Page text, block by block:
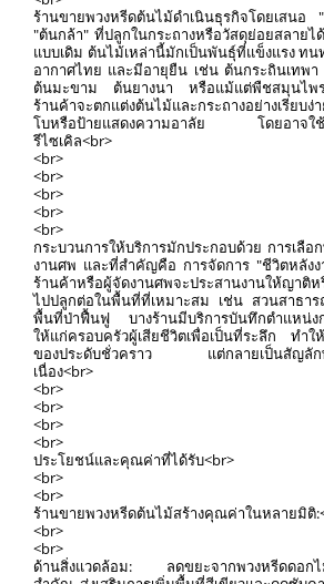
ร้านขายพวงหรีดต้นไม้ดำเนินธุรกิจโดยเสน
"ต้นกล้า" ที่ปลูกในกระถางหรือวัสดุย่อยสลาย
แบบเดิม ต้นไม้เหล่านี้มักเป็นพันธุ์ที่แข็งแรง ท
อากาศไทย และมีอายุยืน เช่น ต้นกระถินเทพ
ต้นมะขาม ต้นยางนา หรือแม้แต่พืชสมุนไพร
ร้านค้าจะตกแต่งต้นไม้และกระถางอย่างเรียบ
โบหรือป้ายแสดงความอาลัย โดยอาจใช้
รีไซเคิล<br>
<br>
<br>
<br>
<br>
<br>
กระบวนการให้บริการมักประกอบด้วย การเลือ
งานศพ และที่สำคัญคือ การจัดการ "ชีวิตหลัง
ร้านค้าหรือผู้จัดงานศพจะประสานงานให้ญาติ
ไปปลูกต่อในพื้นที่ที่เหมาะสม เช่น สวนสาธา
พื้นที่ป่าฟื้นฟู บางร้านมีบริการบันทึกตำแหน่ง
ให้แก่ครอบครัวผู้เสียชีวิตเพื่อเป็นที่ระลึก ทำใ
ของประดับชั่วคราว แต่กลายเป็นสัญลักษ
เนื่อง<br>
<br>
<br>
<br>
<br>
ประโยชน์และคุณค่าที่ได้รับ<br>
<br>
<br>
ร้านขายพวงหรีดต้นไม้สร้างคุณค่าในหลายมิติ
<br>
<br>
ด้านสิ่งแวดล้อม: ลดขยะจากพวงหรีดดอกไ